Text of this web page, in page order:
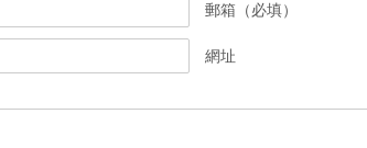
郵箱（必填）
網址